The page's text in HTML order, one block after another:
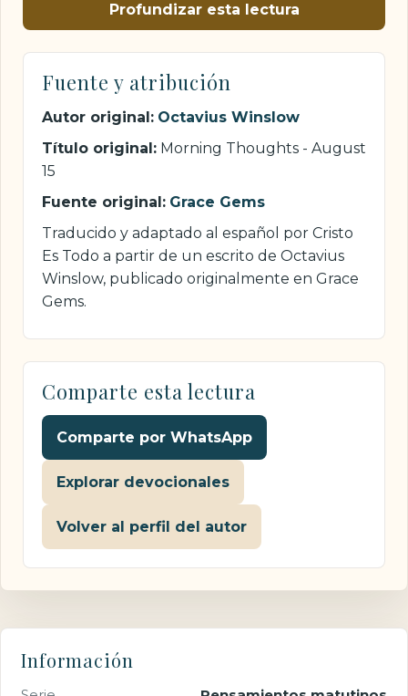
Profundizar esta lectura
Fuente y atribución
Autor original: Octavius Winslow
Título original: Morning Thoughts - August
15
Fuente original: Grace Gems
Traducido y adaptado al español por Cristo
Es Todo a partir de un escrito de Octavius
Winslow, publicado originalmente en Grace
Gems.
Comparte esta lectura
Comparte por WhatsApp
Explorar devocionales
Volver al perfil del autor
Información